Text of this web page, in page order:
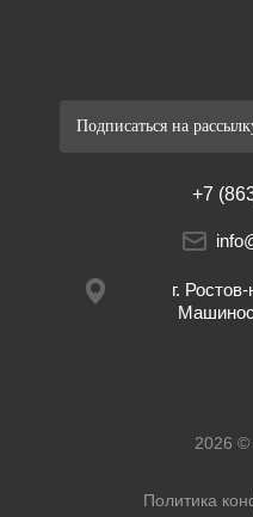
Подписаться на
+7
г.
2026 ©
Политика